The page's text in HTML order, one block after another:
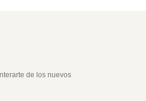
de los nuevos